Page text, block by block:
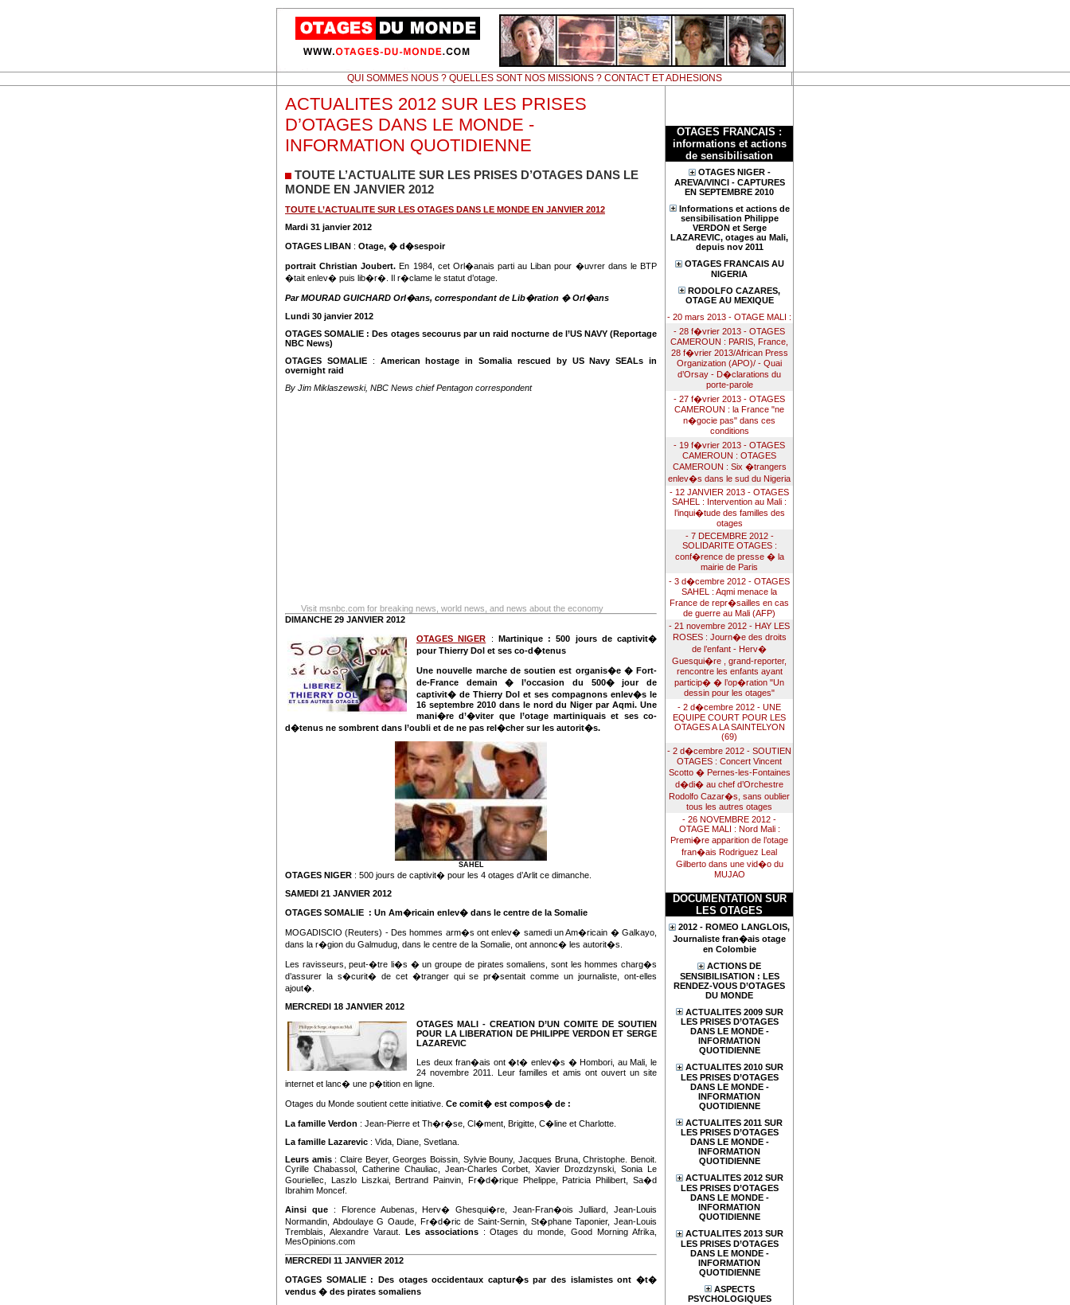
QUI SOMMES NOUS ? QUELLES SONT NOS MISSIONS ? CONTACT ET ADHESIONS
OTAGES FRANCAIS :
informations et actions
de sensibilisation
OTAGES NIGER -
AREVA/VINCI - CAPTURES
EN SEPTEMBRE 2010
Informations et actions de
sensibilisation Philippe
VERDON et Serge
LAZAREVIC, otages au Mali,
depuis nov 2011
OTAGES FRANCAIS AU
NIGERIA
RODOLFO CAZARES,
OTAGE AU MEXIQUE
- 20 mars 2013 - OTAGE MALI :
- 28 f�vrier 2013 - OTAGES
CAMEROUN : PARIS, France,
28 f�vrier 2013/African Press
Organization (APO)/ - Quai
d’Orsay - D�clarations du
porte-parole
- 27 f�vrier 2013 - OTAGES
CAMEROUN : la France "ne
n�gocie pas" dans ces
conditions
- 19 f�vrier 2013 - OTAGES
CAMEROUN : OTAGES
CAMEROUN : Six �trangers
enlev�s dans le sud du Nigeria
- 12 JANVIER 2013 - OTAGES
SAHEL : Intervention au Mali :
l’inqui�tude des familles des
otages
- 7 DECEMBRE 2012 -
SOLIDARITE OTAGES :
conf�rence de presse � la
mairie de Paris
- 3 d�cembre 2012 - OTAGES
SAHEL : Aqmi menace la
France de repr�sailles en cas
de guerre au Mali (AFP)
- 21 novembre 2012 - HAY LES
ROSES : Journ�e des droits
de l’enfant - Herv�
Guesqui�re , grand-reporter,
rencontre les enfants ayant
particip� � l’op�ration "Un
dessin pour les otages"
- 2 d�cembre 2012 - UNE
EQUIPE COURT POUR LES
OTAGES A LA SAINTELYON
(69)
- 2 d�cembre 2012 - SOUTIEN
OTAGES : Concert Vincent
Scotto � Pernes-les-Fontaines
d�di� au chef d’Orchestre
Rodolfo Cazar�s, sans oublier
tous les autres otages
- 26 NOVEMBRE 2012 -
OTAGE MALI : Nord Mali :
Premi�re apparition de l’otage
fran�ais Rodriguez Leal
Gilberto dans une vid�o du
MUJAO
DOCUMENTATION SUR
LES OTAGES
2012 - ROMEO LANGLOIS,
Journaliste fran�ais otage
en Colombie
ACTIONS DE
SENSIBILISATION : LES
RENDEZ-VOUS D’OTAGES
DU MONDE
ACTUALITES 2009 SUR
LES PRISES D’OTAGES
DANS LE MONDE -
INFORMATION
QUOTIDIENNE
ACTUALITES 2010 SUR
LES PRISES D’OTAGES
DANS LE MONDE -
INFORMATION
QUOTIDIENNE
ACTUALITES 2011 SUR
LES PRISES D’OTAGES
DANS LE MONDE -
INFORMATION
QUOTIDIENNE
ACTUALITES 2012 SUR
LES PRISES D’OTAGES
DANS LE MONDE -
INFORMATION
QUOTIDIENNE
ACTUALITES 2013 SUR
LES PRISES D’OTAGES
DANS LE MONDE -
INFORMATION
QUOTIDIENNE
ASPECTS
PSYCHOLOGIQUES
ACTUALITES 2012 SUR LES PRISES
D’OTAGES DANS LE MONDE -
INFORMATION QUOTIDIENNE
TOUTE L’ACTUALITE SUR LES PRISES D’OTAGES DANS LE
MONDE EN JANVIER 2012
TOUTE L’ACTUALITE SUR LES OTAGES DANS LE MONDE EN JANVIER 2012
Mardi 31 janvier 2012
OTAGES LIBAN : Otage, � d�sespoir
portrait Christian Joubert. En 1984, cet Orl�anais parti au Liban pour �uvrer dans le BTP
�tait enlev� puis lib�r�. Il r�clame le statut d’otage.
Par MOURAD GUICHARD Orl�ans, correspondant de Lib�ration � Orl�ans
Lundi 30 janvier 2012
OTAGES SOMALIE : Des otages secourus par un raid nocturne de l’US NAVY (Reportage
NBC News)
OTAGES SOMALIE: American hostage in Somalia rescued by US Navy SEALs in
overnight raid
By Jim Miklaszewski, NBC News chief Pentagon correspondent
Visit msnbc.com for breaking news, world news, and news about the economy
DIMANCHE 29 JANVIER 2012
OTAGES NIGER : Martinique : 500 jours de captivit�
pour Thierry Dol et ses co-d�tenus
Une nouvelle marche de soutien est organis�e � Fort-
de-France demain � l’occasion du 500� jour de
captivit� de Thierry Dol et ses compagnons enlev�s le
16 septembre 2010 dans le nord du Niger par Aqmi. Une
mani�re d’�viter que l’otage martiniquais et ses co-
d�tenus ne sombrent dans l’oubli et de ne pas rel�cher sur les autorit�s.
SAHEL
OTAGES NIGER : 500 jours de captivit� pour les 4 otages d’Arlit ce dimanche.
SAMEDI 21 JANVIER 2012
OTAGES SOMALIE : Un Am�ricain enlev� dans le centre de la Somalie
MOGADISCIO (Reuters) - Des hommes arm�s ont enlev� samedi un Am�ricain � Galkayo,
dans la r�gion du Galmudug, dans le centre de la Somalie, ont annonc� les autorit�s.
Les ravisseurs, peut-�tre li�s � un groupe de pirates somaliens, sont les hommes charg�s
d’assurer la s�curit� de cet �tranger qui se pr�sentait comme un journaliste, ont-elles
ajout�.
MERCREDI 18 JANVIER 2012
OTAGES MALI - CREATION D’UN COMITE DE SOUTIEN
POUR LA LIBERATION DE PHILIPPE VERDON ET SERGE
LAZAREVIC
Les deux fran�ais ont �t� enlev�s � Hombori, au Mali, le
24 novembre 2011. Leur familles et amis ont ouvert un site
internet et lanc� une p�tition en ligne.
Otages du Monde soutient cette initiative. Ce comit� est compos� de :
La famille Verdon : Jean-Pierre et Th�r�se, Cl�ment, Brigitte, C�line et Charlotte.
La famille Lazarevic : Vida, Diane, Svetlana.
Leurs amis: Claire Beyer, Georges Boissin, Sylvie Bouny, Jacques Bruna, Christophe. Benoit.
Cyrille Chabassol, Catherine Chauliac, Jean-Charles Corbet, Xavier Drozdzynski, Sonia Le
Gouriellec, Laszlo Liszkai, Bertrand Painvin, Fr�d�rique Phelippe, Patricia Philibert, Sa�d
Ibrahim Moncef.
Ainsi que: Florence Aubenas, Herv� Ghesqui�re, Jean-Fran�ois Julliard, Jean-Louis
Normandin, Abdoulaye G Oaude, Fr�d�ric de Saint-Sernin, St�phane Taponier, Jean-Louis
Tremblais, Alexandre Varaut. Les associations: Otages du monde, Good Morning Afrika,
MesOpinions.com
MERCREDI 11 JANVIER 2012
OTAGES SOMALIE : Des otages occidentaux captur�s par des islamistes ont �t�
vendus � des pirates somaliens